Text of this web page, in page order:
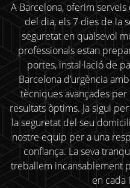
A Barcelona, oferim
del dia, els 7 dies de la
seguretat en qualsevol
professionals estan
portes, instal·lació de
Barcelona d’urgència
tècniques avançades
resultats òptims. Ja sigui
la seguretat del seu
nostre equip per a una
confiança. La seva
treballem incansablement
en cada